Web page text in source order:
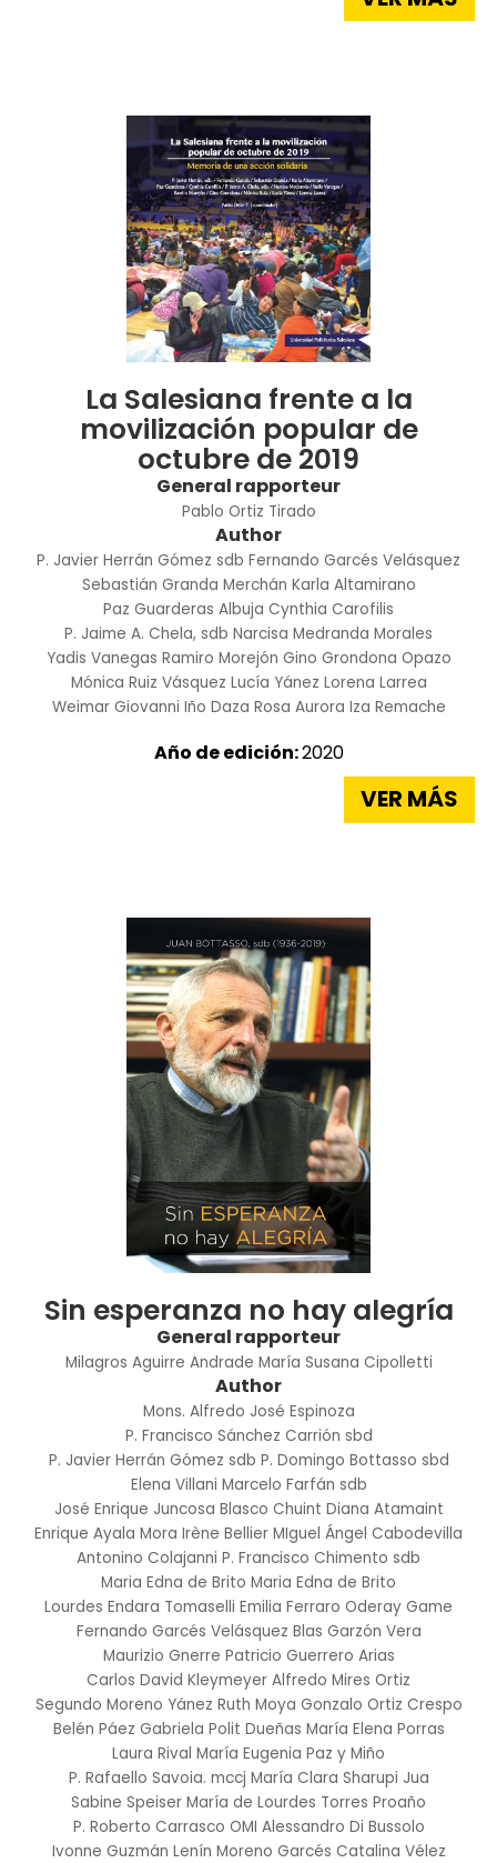
La Salesiana frente a la
movilización popular de
octubre de 2019
General rapporteur
Pablo Ortiz Tirado
Author
P. Javier Herrán Gómez sdb Fernando Garcés Velásquez
Sebastián Granda Merchán Karla Altamirano
Paz Guarderas Albuja Cynthia Carofilis
P. Jaime A. Chela, sdb Narcisa Medranda Morales
Yadis Vanegas Ramiro Morejón Gino Grondona Opazo
Mónica Ruiz Vásquez Lucía Yánez Lorena Larrea
Weimar Giovanni Iño Daza Rosa Aurora Iza Remache
Año de edición:2020
VER MÁS
Sin esperanza no hay alegría
General rapporteur
Milagros Aguirre Andrade María Susana Cipolletti
Author
Mons. Alfredo José Espinoza
P. Francisco Sánchez Carrión sbd
P. Javier Herrán Gómez sdb P. Domingo Bottasso sbd
Elena Villani Marcelo Farfán sdb
José Enrique Juncosa Blasco Chuint Diana Atamaint
Enrique Ayala Mora Irène Bellier MIguel Ángel Cabodevilla
Antonino Colajanni P. Francisco Chimento sdb
Maria Edna de Brito Maria Edna de Brito
Lourdes Endara Tomaselli Emilia Ferraro Oderay Game
Fernando Garcés Velásquez Blas Garzón Vera
Maurizio Gnerre Patricio Guerrero Arias
Carlos David Kleymeyer Alfredo Mires Ortiz
Segundo Moreno Yánez Ruth Moya Gonzalo Ortiz Crespo
Belén Páez Gabriela Polit Dueñas María Elena Porras
Laura Rival María Eugenia Paz y Miño
P. Rafaello Savoia. mccj María Clara Sharupi Jua
Sabine Speiser María de Lourdes Torres Proaño
P. Roberto Carrasco OMI Alessandro Di Bussolo
Ivonne Guzmán Lenín Moreno Garcés Catalina Vélez